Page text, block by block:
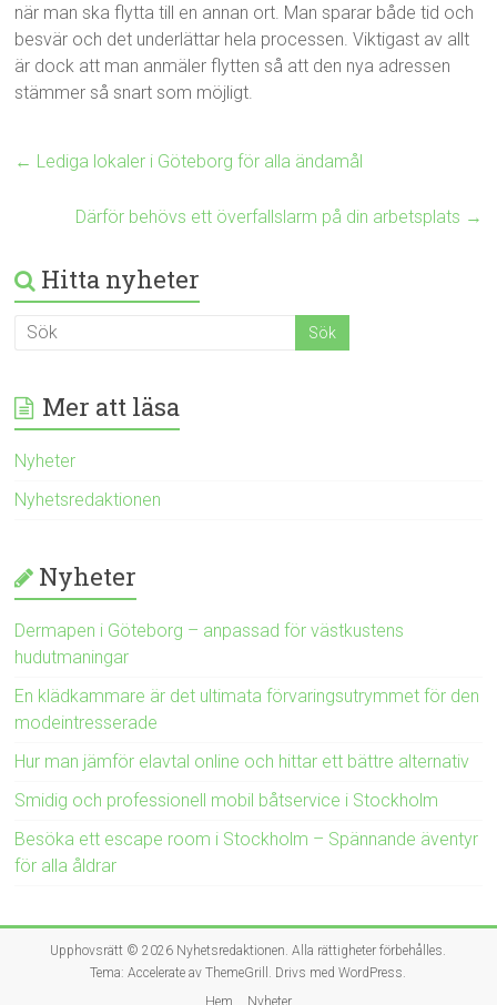
när man ska flytta till en annan ort. Man sparar både tid och
besvär och det underlättar hela processen. Viktigast av allt
är dock att man anmäler flytten så att den nya adressen
stämmer så snart som möjligt.
← Lediga lokaler i Göteborg för alla ändamål
Därför behövs ett överfallslarm på din arbetsplats →
Hitta nyheter
Mer att läsa
Nyheter
Nyhetsredaktionen
Nyheter
Dermapen i Göteborg – anpassad för västkustens
hudutmaningar
En klädkammare är det ultimata förvaringsutrymmet för den
modeintresserade
Hur man jämför elavtal online och hittar ett bättre alternativ
Smidig och professionell mobil båtservice i Stockholm
Besöka ett escape room i Stockholm – Spännande äventyr
för alla åldrar
Upphovsrätt © 2026 Nyhetsredaktionen . Alla rättigheter förbehålles.
Tema:Accelerate av ThemeGrill. Drivs medWordPress
Hem
Nyheter